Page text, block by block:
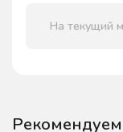
На текущий